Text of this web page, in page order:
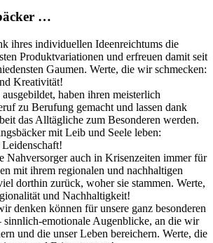
…
ihres individuellen Ideenreichtums die
Produktvariationen und erfreuen damit seit
Gaumen. Werte, die wir schmecken:
Kreativität!
haben ihren meisterlich
zu Berufung gemacht und lassen dank
das Alltägliche zum Besonderen werden.
mit Leib und Seele leben:
Nahversorger auch in Krisenzeiten immer für
mit ihrem regionalen und nachhaltigen
dorthin zurück, woher sie stammen. Werte,
und Nachhaltigkeit!
denken können für unsere ganz besonderen
sinnlich-emotionale Augenblicke, an die wir
und die unser Leben bereichern. Werte, die